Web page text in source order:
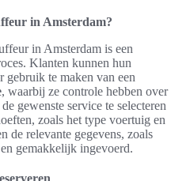
in Amsterdam?
in Amsterdam is een
Klanten kunnen hun
gebruik te maken van een
, waarbij ze controle hebben over
gewenste service te selecteren
zoals het type voertuig en
de relevante gegevens, zoals
gemakkelijk ingevoerd.